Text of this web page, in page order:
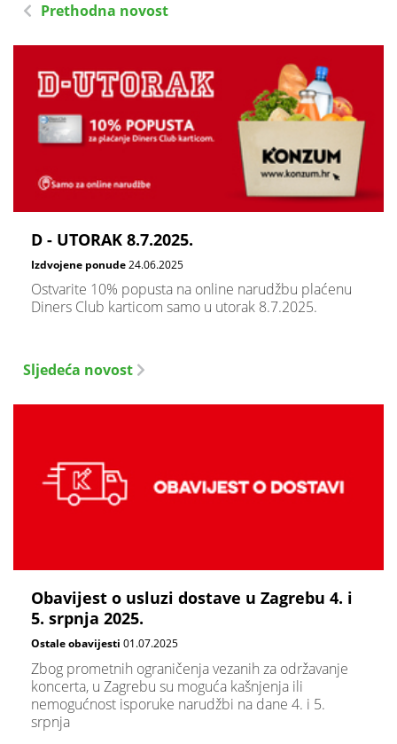
Prethodna novost
D - UTORAK 8.7.2025.
Izdvojene ponude24.06.2025
Ostvarite 10% popusta na online narudžbu plaćenu
Diners Club karticom samo u utorak 8.7.2025.
Sljedeća novost
Obavijest o usluzi dostave u Zagrebu 4. i
5. srpnja 2025.
Ostale obavijesti 01.07.2025
Zbog prometnih ograničenja vezanih za održavanje
koncerta, u Zagrebu su moguća kašnjenja ili
nemogućnost isporuke narudžbi na dane 4. i 5.
srpnja